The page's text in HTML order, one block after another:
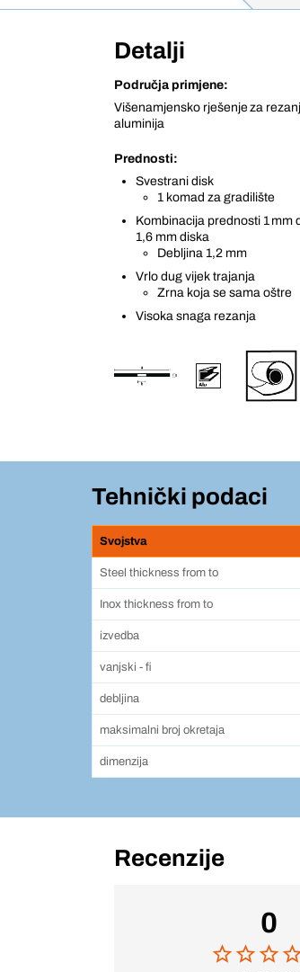
Detalji
Područja primjene:
Višenamjensko rješenje za
aluminija
Prednosti:
Svestrani disk
1 komad za gradilište
Kombinacija prednosti 1 mm
1,6 mm diska
Debljina 1,2 mm
Vrlo dug vijek trajanja
Zrna koja se sama oštre
Visoka snaga rezanja
Tehnički podaci
Svojstva
Steel thickness from to
Inox thickness from to
izvedba
vanjski - fi
debljina
maksimalni broj okretaja
dimenzija
Recenzije
0